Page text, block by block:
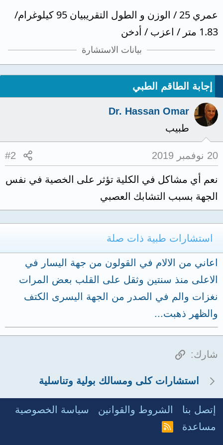
عمري 25 / الوزن و الطول التقريبيان 95 كيلوغرام/
1.83 متر / اعزب / أدخن
بيانات الاستشارة
إجابة الطاقم الطبي
Dr. Hassan Omar
طبيب
20 نوفمبر 2019 #2
نعم أي مشاكل في الكلية تؤثر على الخصية في نفس
الجهة بسبب التشابك العصبي
استشارات طبية ذات صلة
اعاني من الالام في القولون من جهة اليسار في
الاعلى منذ سنتين وثقل على القلب بعض المرات
نغزات والم في الصدر من الجهة اليسرى الكتف
والظهر ذهبت...
شارك: الرابط
استشارات كلى ومسالك بولية وتناسلية
إتصل بنا الشروط والقوانين
سياسة الخصوصية
مساعدة
R